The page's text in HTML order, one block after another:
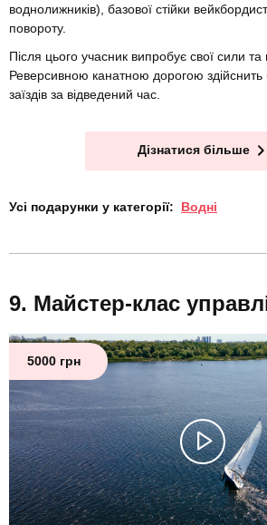
воднолижників), базової стійки
повороту.
Після цього учасник випробує свої сили та
Реверсивною канатною дорогою здійснить
заїздів за відведений час.
Дізнатися більше
Усі подарунки у категорії: Водні
Майстер-клас
5000 грн